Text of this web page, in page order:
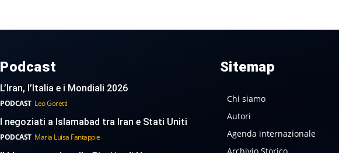
Podcast
L’Iran, l’Italia e i Mondiali 2026
PODCAST Leo Goretti
I negoziati a Islamabad tra Iran e Stati Uniti
PODCAST Maria Luisa Fantappie
Sitemap
Chi siamo
Autori
Agenda internazionale